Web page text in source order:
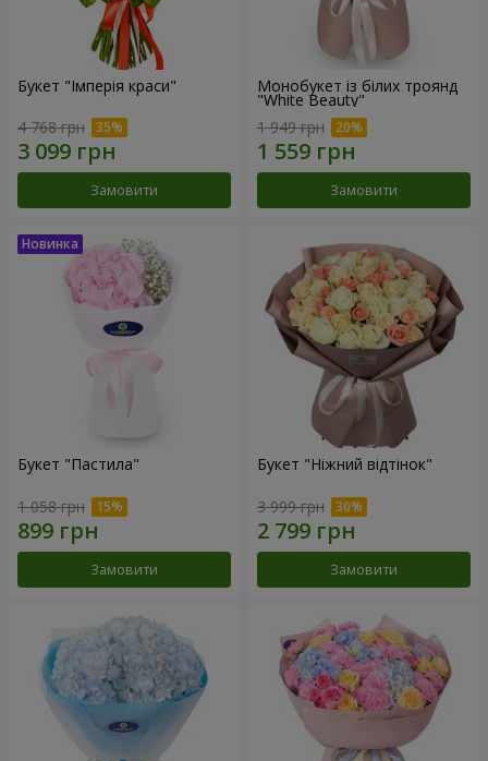
Букет "Імперія краси"
4 768 грн
Замовити
Монобукет із білих троянд
"White Beauty"
1 949 грн
Замовити
Букет "Пастила"
1 058 грн
Замовити
Букет "Ніжний відтінок"
3 999 грн
Замовити